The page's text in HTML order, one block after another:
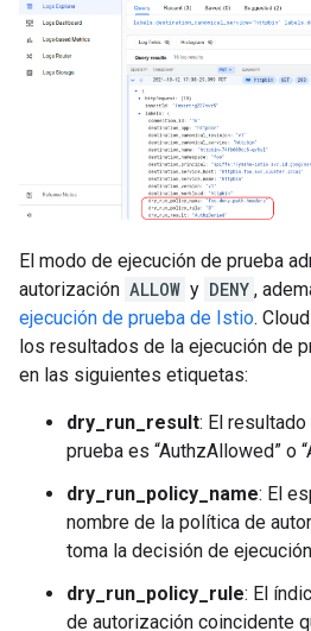
El modo de ejecución de prueba
autorización ALLOW y DENY ,
ejecución de prueba de Istio.
los resultados de la ejecución de
en las siguientes etiquetas:
dry_run_result: El
prueba es “AuthzAllowed” o
dry_run_policy_name: El
nombre de la política de
toma la decisión de
dry_run_policy_rule: El
de autorización coincidente